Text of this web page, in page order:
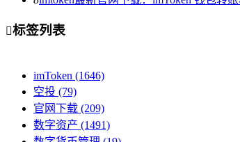
标签列表
imToken (1646)
空投 (79)
官网下载 (209)
数字资产 (1491)